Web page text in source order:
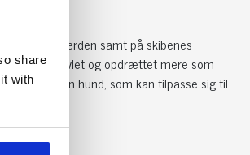
share
with
om i verden samt på skibenes
blevet avlet og opdrættet mere som
hengiven hund, som kan tilpasse sig til